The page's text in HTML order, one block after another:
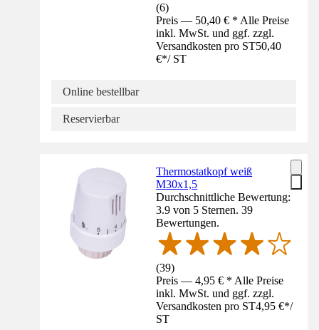
(6)
Preis — 50,40 € * Alle Preise
inkl. MwSt. und ggf. zzgl.
Versandkosten pro ST50,40
€*/ ST
Online bestellbar
Reservierbar
Thermostatkopf weiß
M30x1,5
Durchschnittliche Bewertung:
3.9 von 5 Sternen. 39
Bewertungen.
(39)
Preis — 4,95 € * Alle Preise
inkl. MwSt. und ggf. zzgl.
Versandkosten pro ST4,95 €*/
ST